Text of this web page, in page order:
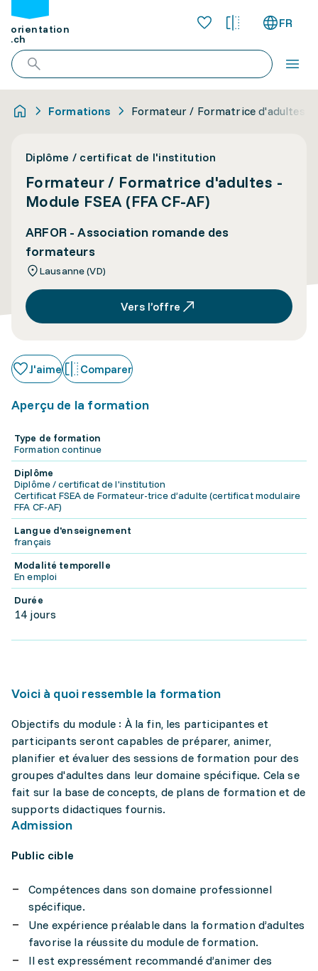
orientation
.ch
FR
Formations Formateur / Formatrice d'adultes -
Diplôme / certificat de l'institution
Formateur / Formatrice d'adultes -
Module FSEA (FFA CF-AF)
ARFOR - Association romande des
formateurs
Lausanne (VD)
Vers l’offre
J'aime Comparer
Aperçu de la formation
Type de formation
Formation continue
Diplôme
Diplôme / certificat de l'institution
Certificat FSEA de Formateur-trice d’adulte (certificat modulaire
FFA CF-AF)
Langue d'enseignement
français
Modalité temporelle
En emploi
Durée
14 jours
Voici à quoi ressemble la formation
Objectifs du module : À la fin, les participantes et
participants seront capables de préparer, animer,
planifier et évaluer des sessions de formation pour des
groupes d'adultes dans leur domaine spécifique. Cela se
fait sur la base de concepts, de plans de formation et de
supports didactiques fournis.
Admission
Public cible
Compétences dans son domaine professionnel
spécifique.
Une expérience préalable dans la formation d’adultes
favorise la réussite du module de formation.
Il est expressément recommandé d’animer des